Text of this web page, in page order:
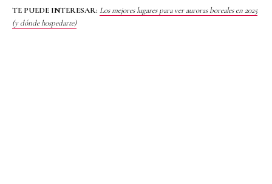
TE PUEDE INTERESAR: Los mejores lugares para ver auroras boreales en 2025
(y dónde hospedarte)